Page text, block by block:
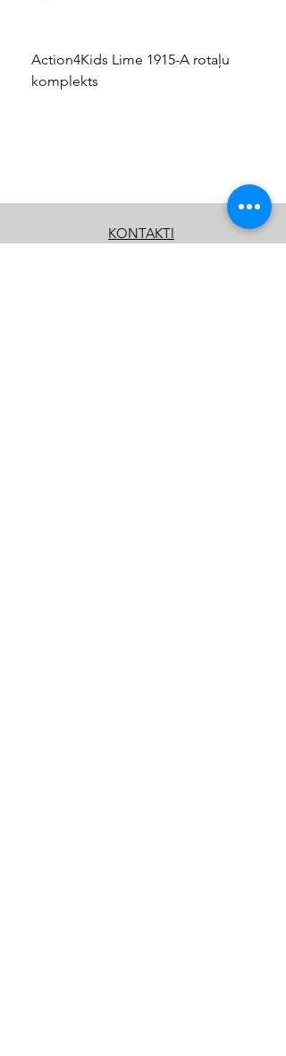
Action4Kids Lime 1915-A rotaļu
komplekts
KONTAKTI